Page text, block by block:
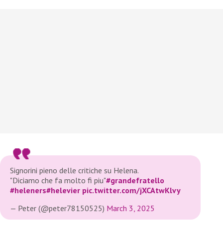
Signorini pieno delle critiche su Helena.
"Diciamo che fa molto fi piu"#grandefratello
#heleners#helevier pic.twitter.com/jXCAtwKlvy
— Peter (@peter78150525) March 3, 2025